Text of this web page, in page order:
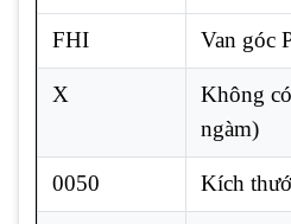
FHI Van góc
X
Không
ngàm)
0050 Kích